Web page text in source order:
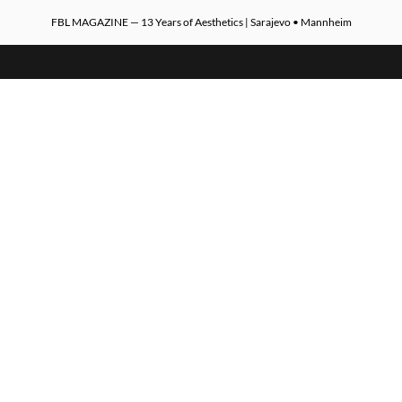
FBL MAGAZINE — 13 Years of Aesthetics | Sarajevo • Mannheim